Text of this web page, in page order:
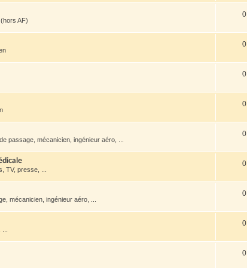
AF)
0
0
0
0
passage, mécanicien, ingénieur aéro, ...
0
TV, presse, ...
0
mécanicien, ingénieur aéro, ...
0
0
0